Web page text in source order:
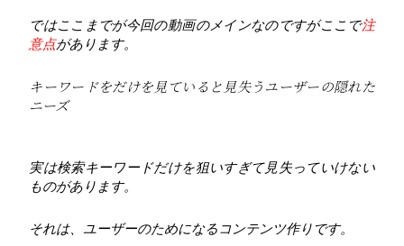
ではここまでが今回の動画のメインなのですがここで注
意点があります。
キーワードをだけを見ていると見失うユーザーの隠れた
ニーズ
実は検索キーワードだけを狙いすぎて見失っていけない
ものがあります。
それは、ユーザーのためになるコンテンツ作りです。